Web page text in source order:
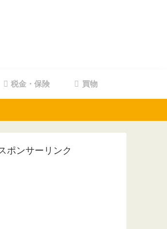
税金・保険 買物
ポンサーリンク